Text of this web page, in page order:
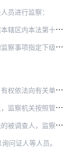
员进行监察：
规定的人员所涉监察事项。
有管辖权的监察事项指定给其他监察机关管辖。
取证据。有关单位和个人应当如实提供。
机关、人员进行谈话或者要求说明情况。
出陈述，必要时向被调查人出具书面通知。
问证人等人员。